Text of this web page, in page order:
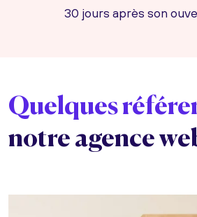
30 jours après son
Quelques
notre agence